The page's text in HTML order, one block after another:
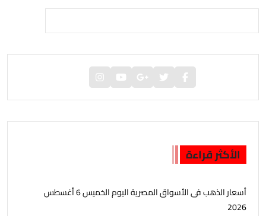
الأكثر قراءة
أسعار الذهب فى الأسواق المصرية اليوم الخميس 6 أغسطس
2026